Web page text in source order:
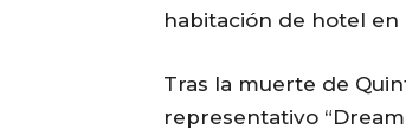
habitación de hotel en
Tras la muerte de
representativo